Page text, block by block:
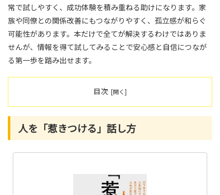
常で試しやすく、成功体験を積み重ねる助けになります。家
族や同僚との関係改善にもつながりやすく、孤立感が和らぐ
可能性があります。本だけで全てが解決するわけではありま
せんが、情報を得て試してみることで安心感と自信につなが
る第一歩を踏み出せます。
目次
人を「惹きつける」話し方